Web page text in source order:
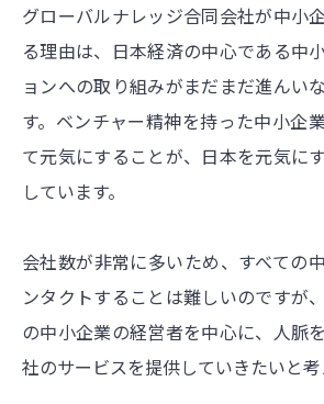
グローバルナレッジ合同会社が中小
る理由は、日本経済の中心である中
ョンへの取り組みがまだまだ進んい
す。ベンチャー精神を持った中小企
て元気にすることが、日本を元気に
しています。
会社数が非常に多いため、すべての
ンタクトすることは難しいのですが
の中小企業の経営者を中心に、人脈
社のサービスを提供していきたいと考